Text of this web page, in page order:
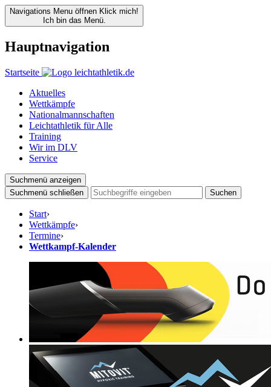
Navigations Menu öffnen Klick mich!
Ich bin das Menü.
Hauptnavigation
Startseite
Aktuelles
Wettkämpfe
Nationalmannschaften
Leichtathletik für Alle
Training
Wir im DLV
Service
Suchmenü anzeigen
Suchmenü schließen
Suchen
Start›
Wettkämpfe›
Termine›
Wettkampf-Kalender